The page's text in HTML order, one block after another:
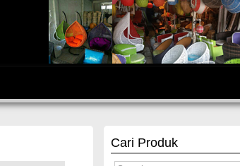
Cari Produk